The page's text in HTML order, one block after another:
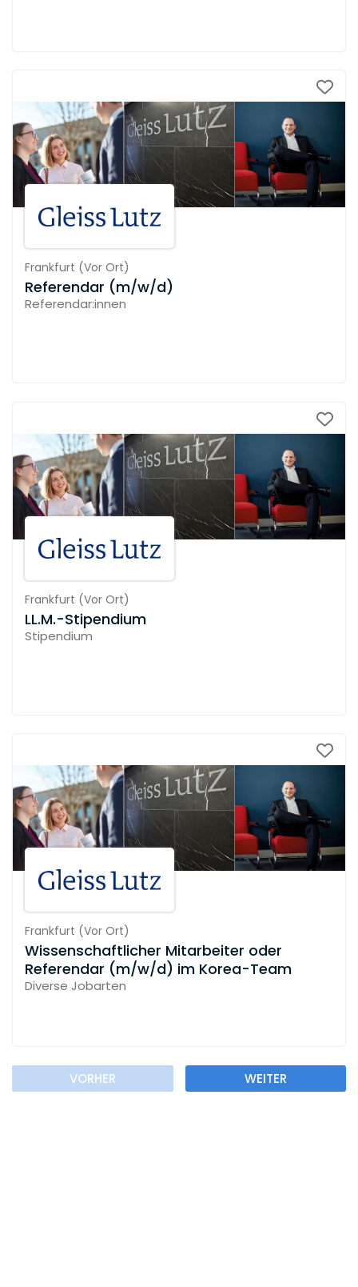
Frankfurt (Vor Ort)
Referendar (m/w/d)
Referendar:innen
Frankfurt (Vor Ort)
LL.M.-Stipendium
Stipendium
Frankfurt (Vor Ort)
Wissenschaftlicher Mitarbeiter oder
Referendar (m/w/d) im Korea-Team
Diverse Jobarten
VORHER WEITER